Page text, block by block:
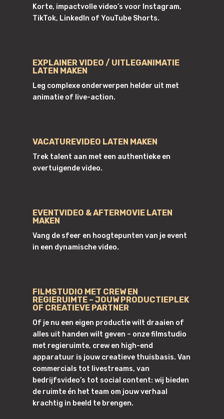
Korte, impactvolle video’s voor Instagram,
TikTok, LinkedIn of YouTube Shorts.
EXPLAINER VIDEO / UITLEGANIMATIE
LATEN MAKEN
Leg complexe onderwerpen helder uit met
animatie of live-action.
VACATUREVIDEO LATEN MAKEN
Trek talent aan met een authentieke en
overtuigende video.
EVENTVIDEO & AFTERMOVIE LATEN
MAKEN
Vang de sfeer en hoogtepunten van je event
in een dynamische video.
FILMSTUDIO MET CREW EN
REGIERUIMTE – JOUW PRODUCTIEPLEK
OF CREATIEVE PARTNER
Of je nu een eigen productie wilt draaien of
alles uit handen wilt geven – onze filmstudio
met regieruimte, crew en high-end
apparatuur is jouw creatieve thuisbasis. Van
commercials tot livestreams, van
bedrijfsvideo’s tot social content: wij bieden
de ruimte én het team om jouw verhaal
krachtig in beeld te brengen.